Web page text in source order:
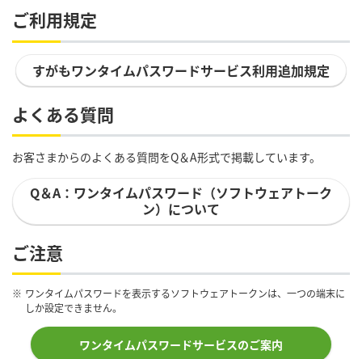
ご利用規定
すがもワンタイムパスワードサービス利用追加規定
よくある質問
お客さまからのよくある質問をQ＆A形式で掲載しています。
Q＆A：ワンタイムパスワード（ソフトウェアトーク
ン）について
ご注意
※ ワンタイムパスワードを表示するソフトウェアトークンは、一つの端末に
しか設定できません。
ワンタイムパスワードサービスのご案内